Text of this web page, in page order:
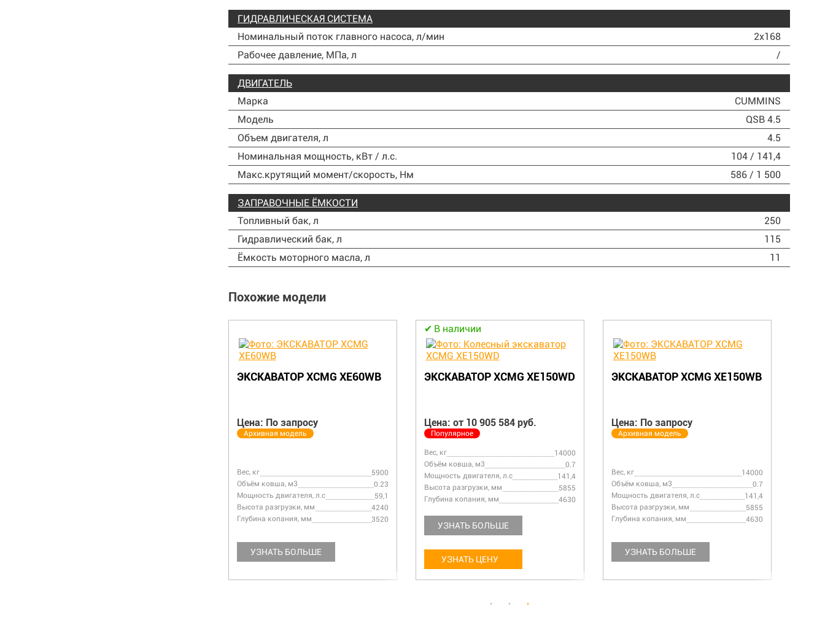
ГИДРАВЛИЧЕСКАЯ СИСТЕМА
Номинальный поток главного насоса, л/мин
2х168
Рабочее давление, МПа, л
/
ДВИГАТЕЛЬ
Марка
CUMMINS
Модель
QSB 4.5
Объем двигателя, л
4.5
Номинальная мощность, кВт / л.с.
104 / 141,4
Макс.крутящий момент/скорость, Нм
586 / 1 500
ЗАПРАВОЧНЫЕ ЁМКОСТИ
Топливный бак, л
250
Гидравлический бак, л
115
Ёмкость моторного масла, л
11
Похожие модели
ЭКСКАВАТОР XCMG XE150WB
Цена: По запросу
Архивная модель
Вес, кг
14000
Объём ковша, м3
Мощность двигателя, л.с
Высота разгрузки, мм
Глубина копания, мм
УЗНАТЬ БОЛЬШЕ
ЭКСКАВАТОР XCMG
Цена: от 16 901 243 руб.
Вес, кг
20600
Объём ковша, м3
Мощность двигателя, л.с
Высота разгрузки, мм
Глубина копания, мм
УЗНАТЬ БОЛЬШЕ
УЗНАТЬ ЦЕНУ
ЭКСКАВАТОР XCMG XE210WD
Цена: от 16 611 714 руб.
Мощность двигателя, л.с
Высота разгрузки, мм
Глубина копания, мм
УЗНАТЬ БОЛЬШЕ